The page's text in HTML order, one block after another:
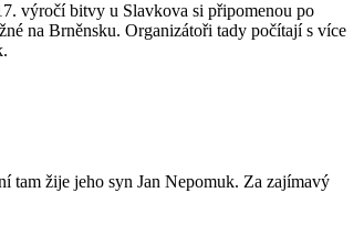
výročí bitvy u Slavkova si připomenou po
na Brněnsku. Organizátoři tady počítají s více
tam žije jeho syn Jan Nepomuk. Za zajímavý